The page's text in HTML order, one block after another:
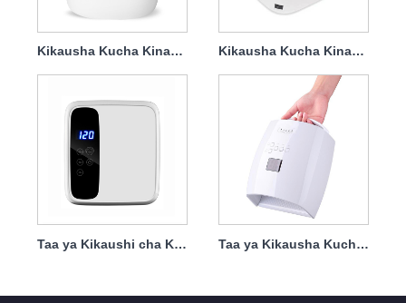
Kikausha Kucha Kinachoweza Kuchajiwa Taa ya LED 86w Protable Kikausha Kucha Kinachoweza Kuchajiwa tena Taa ya UV ya Kucha 72w
Taa ya Kikaushi cha Kipolishi Inayoweza Kuchaji tena 72w Taa ya Kikausha Kucha Inayoweza Kuchajiwa tena 66w